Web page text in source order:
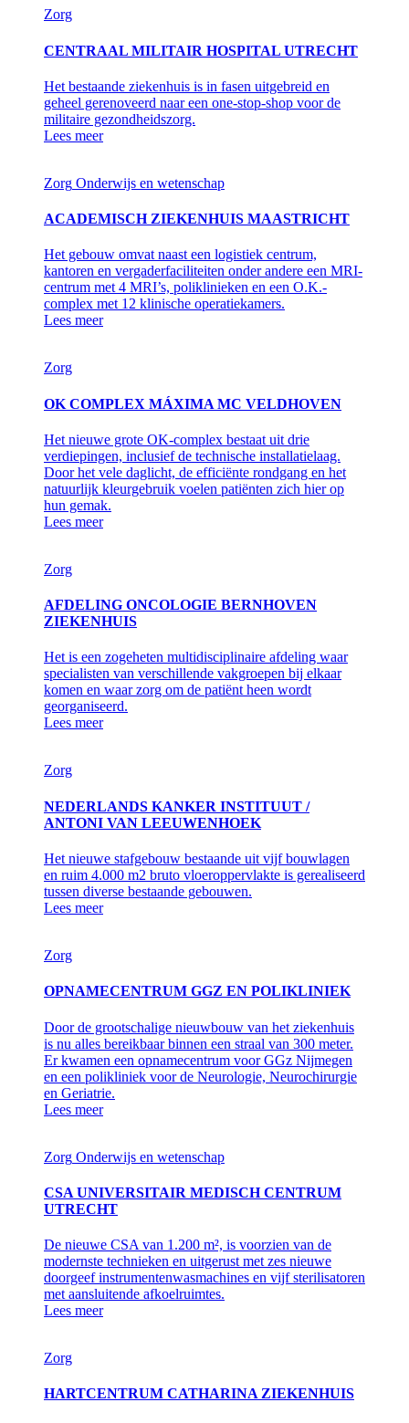
Zorg
CENTRAAL MILITAIR HOSPITAL UTRECHT
Het bestaande ziekenhuis is in fasen uitgebreid en
geheel gerenoveerd naar een one-stop-shop voor de
militaire gezondheidszorg.
Lees meer
Zorg Onderwijs en wetenschap
ACADEMISCH ZIEKENHUIS MAASTRICHT
Het gebouw omvat naast een logistiek centrum,
kantoren en vergaderfaciliteiten onder andere een MRI-
centrum met 4 MRI’s, poliklinieken en een O.K.-
complex met 12 klinische operatiekamers.
Lees meer
Zorg
OK COMPLEX MÁXIMA MC VELDHOVEN
Het nieuwe grote OK-complex bestaat uit drie
verdiepingen, inclusief de technische installatielaag.
Door het vele daglicht, de efficiënte rondgang en het
natuurlijk kleurgebruik voelen patiënten zich hier op
hun gemak.
Lees meer
Zorg
AFDELING ONCOLOGIE BERNHOVEN
ZIEKENHUIS
Het is een zogeheten multidisciplinaire afdeling waar
specialisten van verschillende vakgroepen bij elkaar
komen en waar zorg om de patiënt heen wordt
georganiseerd.
Lees meer
Zorg
NEDERLANDS KANKER INSTITUUT /
ANTONI VAN LEEUWENHOEK
Het nieuwe stafgebouw bestaande uit vijf bouwlagen
en ruim 4.000 m2 bruto vloeroppervlakte is gerealiseerd
tussen diverse bestaande gebouwen.
Lees meer
Zorg
OPNAMECENTRUM GGZ EN POLIKLINIEK
Door de grootschalige nieuwbouw van het ziekenhuis
is nu alles bereikbaar binnen een straal van 300 meter.
Er kwamen een opnamecentrum voor GGz Nijmegen
en een polikliniek voor de Neurologie, Neurochirurgie
en Geriatrie.
Lees meer
Zorg Onderwijs en wetenschap
CSA UNIVERSITAIR MEDISCH CENTRUM
UTRECHT
De nieuwe CSA van 1.200 m², is voorzien van de
modernste technieken en uitgerust met zes nieuwe
doorgeef instrumentenwasmachines en vijf sterilisatoren
met aansluitende afkoelruimtes.
Lees meer
Zorg
HARTCENTRUM CATHARINA ZIEKENHUIS